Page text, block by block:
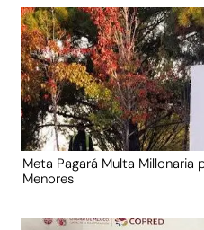
Meta Pagará Multa Millonaria
Menores